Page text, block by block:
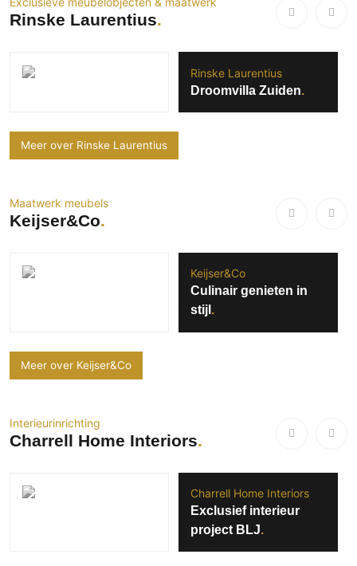
Rinske Laurentius
Rinske Laurentius
Droomvilla Zuiden
Meer over Rinske Laurentius
Maatwerk meubels
Keijser&Co
Keijser&Co
Culinair genieten in
stijl
Meer over Keijser&Co
Interieurinrichting
Charrell Home Interiors
Charrell Home Interiors
Exclusief interieur
project BLJ